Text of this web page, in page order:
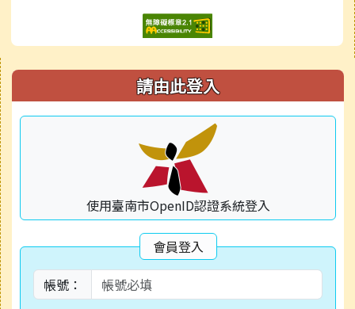
右邊區域內容 請由此登入
使用臺南市OpenID認證系統登入
會員登入
帳號：